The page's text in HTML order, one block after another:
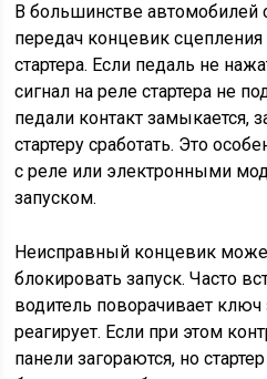
В большинстве автомобилей
передач концевик
стартера. Если педаль не
сигнал на реле стартера не
педали контакт замыкается,
стартеру сработать. Это
с реле или электронными
запуском.
Неисправный концевик
блокировать запуск. Часто
водитель поворачивает ключ
реагирует. Если при этом
панели загораются, но